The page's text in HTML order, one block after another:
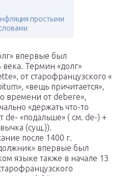
простыми
впервые был
Термин «долг»
от старофранцузского «
«вещь причитается»,
времени от debere»,
«держать что-то
de- «подальше» ( см. de-) +
(сущ.)).
после 1400 г.
впервые был
языке также в начале 13